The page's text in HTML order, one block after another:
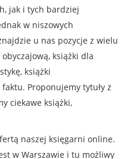
jak i tych bardziej
w niszowych
u nas pozycje z wielu
książki dla
książki
Proponujemy tytuły z
ciekawe książki,
naszej księgarni online.
w Warszawie i tu możliwy